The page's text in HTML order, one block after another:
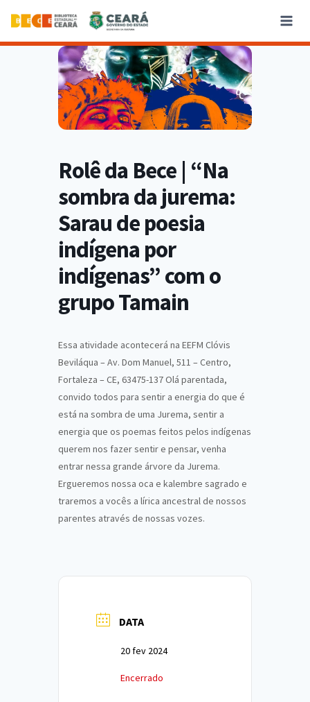
Rolê da Bece | “Na
sombra da jurema:
Sarau de poesia
indígena por
indígenas” com o
grupo Tamain
Essa atividade acontecerá na EEFM Clóvis
Beviláqua – Av. Dom Manuel, 511 – Centro,
Fortaleza – CE, 63475-137 Olá parentada,
convido todos para sentir a energia do que é
está na sombra de uma Jurema, sentir a
energia que os poemas feitos pelos indígenas
querem nos fazer sentir e pensar, venha
entrar nessa grande árvore da Jurema.
Ergueremos nossa oca e kalembre sagrado e
traremos a vocês a lírica ancestral de nossos
parentes através de nossas vozes.
DATA
20 fev 2024
Encerrado